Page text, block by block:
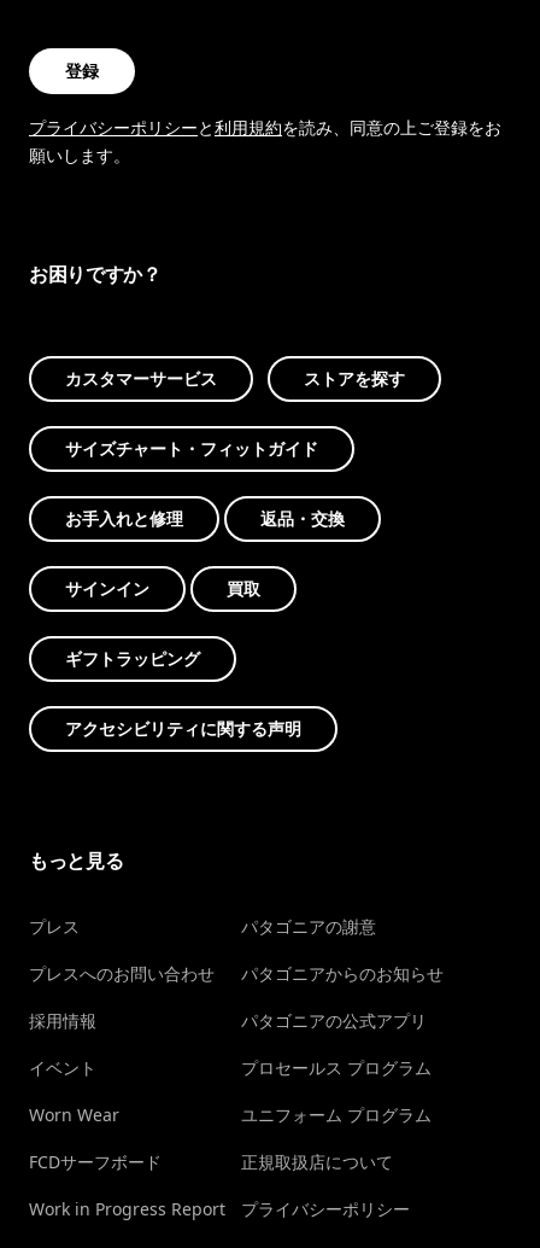
登録
プライバシーポリシーと利用規約を読み、同意の上ご登録をお
願いします。
お困りですか？
カスタマーサービス ストアを探す
サイズチャート・フィットガイド
お手入れと修理 返品・交換
サインイン 買取
ギフトラッピング
アクセシビリティに関する声明
もっと見る
プレス
プレスへのお問い合わせ
採用情報
イベント
Worn Wear
FCDサーフボード
Work in Progress Report
パタゴニアの謝意
パタゴニアからのお知らせ
パタゴニアの公式アプリ
プロセールス プログラム
ユニフォーム プログラム
正規取扱店について
プライバシーポリシー